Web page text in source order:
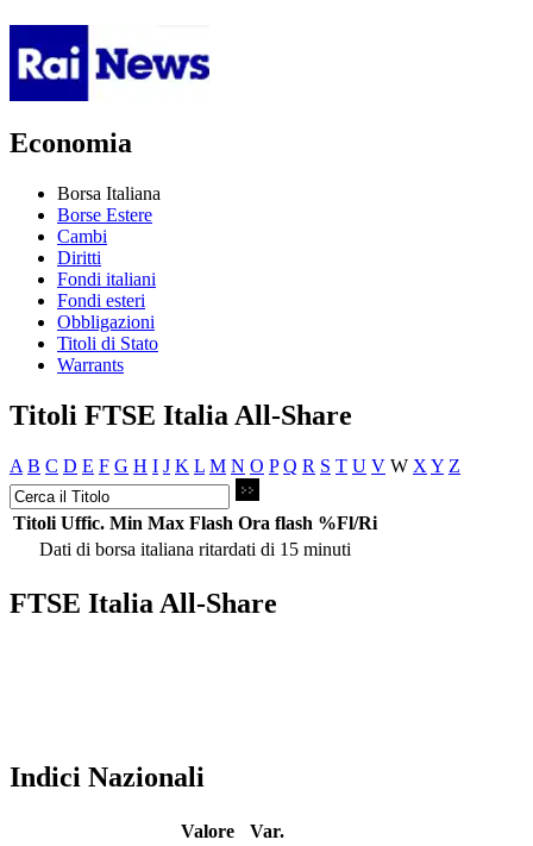
Economia
Borsa Italiana
Borse Estere
Cambi
Diritti
Fondi italiani
Fondi esteri
Obbligazioni
Titoli di Stato
Warrants
Titoli FTSE Italia All-Share
A B C D E F G H I J K L M N O P Q R S T U V W X Y Z
Titoli Uffic. Min Max Flash Ora flash %Fl/Ri
Dati di borsa italiana ritardati di 15 minuti
FTSE Italia All-Share
Indici Nazionali
Valore
Var.